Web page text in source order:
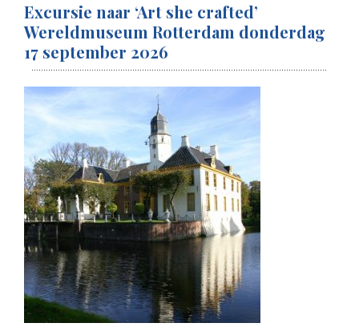
Excursie naar ‘Art she crafted’
Wereldmuseum Rotterdam donderdag
17 september 2026